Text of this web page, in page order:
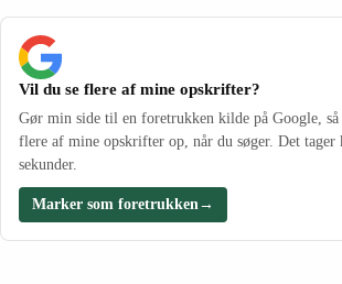
Vil du se flere af mine opskrifter?
Gør min side til en foretrukken kilde på Google,
flere af mine opskrifter op, når du søger. Det tager
sekunder.
Marker som foretrukken→